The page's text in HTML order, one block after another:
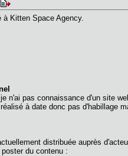
à Kitten Space Agency.
n'ai pas connaissance d'un site
à date donc pas d'habillage
distribuée auprès
du contenu :